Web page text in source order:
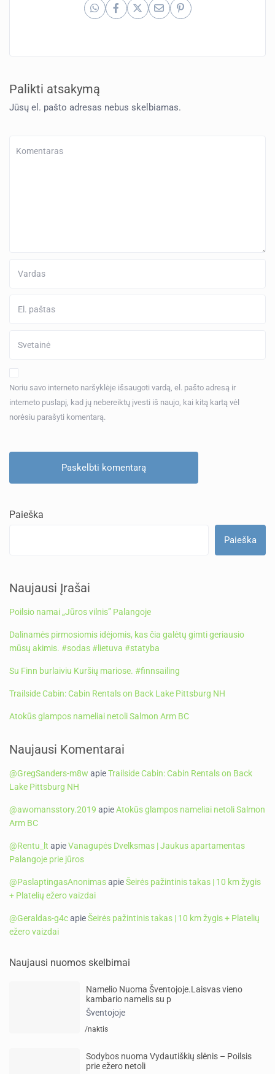
Palikti atsakymą
Jūsų el. pašto adresas nebus skelbiamas.
Noriu savo interneto naršyklėje išsaugoti vardą, el. pašto adresą ir
interneto puslapį, kad jų nebereiktų įvesti iš naujo, kai kitą kartą vėl
norėsiu parašyti komentarą.
Paieška
Paieška
Naujausi Įrašai
Poilsio namai „Jūros vilnis” Palangoje
Dalinamės pirmosiomis idėjomis, kas čia galėtų gimti geriausio
mūsų akimis. #sodas #lietuva #statyba
Su Finn burlaiviu Kuršių mariose. #finnsailing
Trailside Cabin: Cabin Rentals on Back Lake Pittsburg NH
Atokūs glampos nameliai netoli Salmon Arm BC
Naujausi Komentarai
@GregSanders-m8w apieTrailside Cabin: Cabin Rentals on Back
Lake Pittsburg NH
@awomansstory.2019 apieAtokūs glampos nameliai netoli Salmon
Arm BC
@Rentu_lt apieVanagupės Dvelksmas | Jaukus apartamentas
Palangoje prie jūros
@PaslaptingasAnonimasapieŠeirės pažintinis takas | 10 km žygis
+ Platelių ežero vaizdai
@Geraldas-g4capieŠeirės pažintinis takas | 10 km žygis + Platelių
ežero vaizdai
Naujausi nuomos skelbimai
Namelio Nuoma Šventojoje.Laisvas vieno
kambario namelis su p
Šventojoje
/naktis
Sodybos nuoma Vydautiškių slėnis – Poilsis
prie ežero netoli